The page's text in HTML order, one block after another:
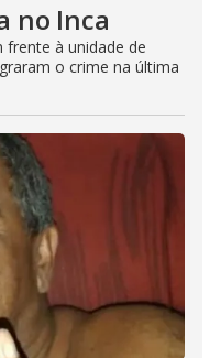
no Inca
frente à unidade de
o crime na última